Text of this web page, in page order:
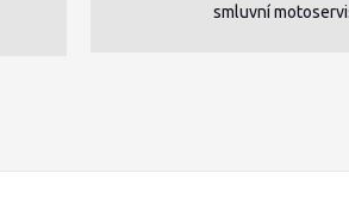
smluvní